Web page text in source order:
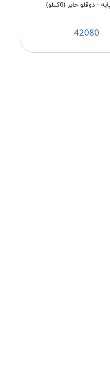
- دوقلو حایر (6کیلو)
42080